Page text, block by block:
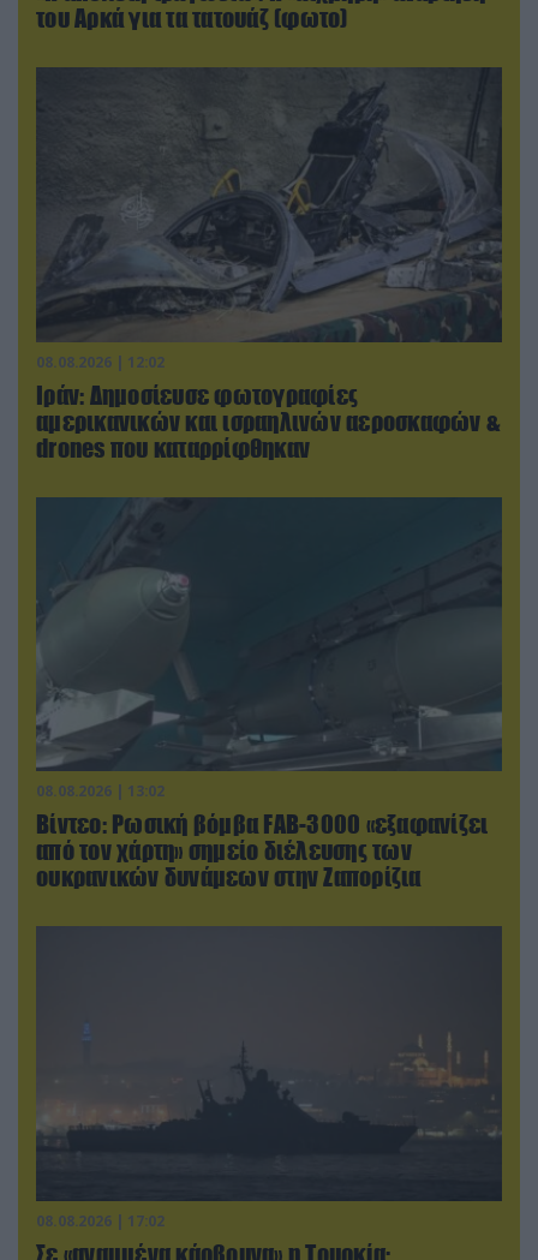
του Αρκά για τα τατουάζ (φωτο)
08.08.2026 | 12:02
Ιράν: Δημοσίευσε φωτογραφίες
αμερικανικών και ισραηλινών αεροσκαφών &
drones που καταρρίφθηκαν
08.08.2026 | 13:02
Βίντεο: Ρωσική βόμβα FAB-3000 «εξαφανίζει
από τον χάρτη» σημείο διέλευσης των
ουκρανικών δυνάμεων στην Ζαπορίζια
08.08.2026 | 17:02